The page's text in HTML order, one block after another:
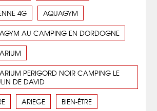
4G AQUAGYM
AU CAMPING EN DORDOGNE
PERIGORD NOIR CAMPING LE
DE DAVID
ARIEGE BIEN-ÊTRE